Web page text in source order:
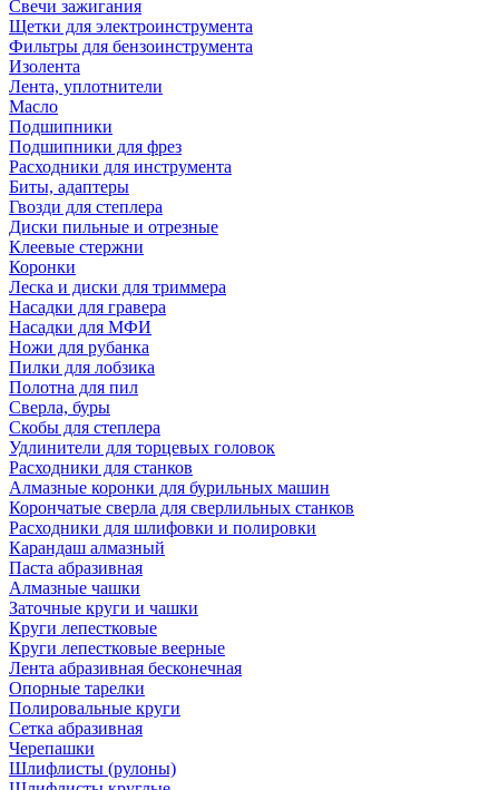
Свечи зажигания
Щетки для электроинструмента
Фильтры для бензоинструмента
Изолента
Лента, уплотнители
Масло
Подшипники
Подшипники для фрез
Расходники для инструмента
Биты, адаптеры
Гвозди для степлера
Диски пильные и отрезные
Клеевые стержни
Коронки
Леска и диски для триммера
Насадки для гравера
Насадки для МФИ
Ножи для рубанка
Пилки для лобзика
Полотна для пил
Сверла, буры
Скобы для степлера
Удлинители для торцевых головок
Расходники для станков
Алмазные коронки для бурильных машин
Корончатые сверла для сверлильных станков
Расходники для шлифовки и полировки
Карандаш алмазный
Паста абразивная
Алмазные чашки
Заточные круги и чашки
Круги лепестковые
Круги лепестковые веерные
Лента абразивная бесконечная
Опорные тарелки
Полировальные круги
Сетка абразивная
Черепашки
Шлифлисты (рулоны)